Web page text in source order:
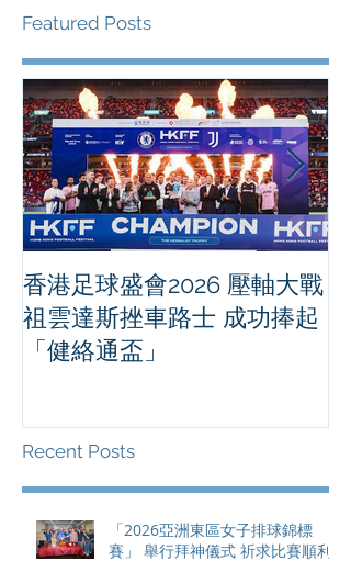
Featured Posts
香港足球盛會2026 壓軸大戰
祖雲達斯挫車路士 成功捧起
「健絡通盃」
Recent Posts
「2026亞洲東區女子排球錦標
賽」 舉行拜神儀式 祈求比賽順利